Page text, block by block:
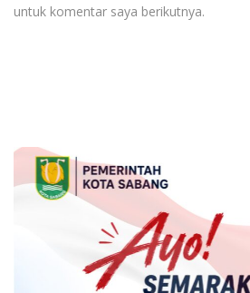
untuk komentar saya berikutnya.